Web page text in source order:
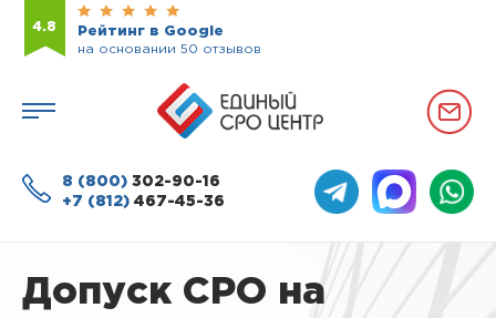
4.8
Рейтинг в Google
на основании 50 отзывов
8 (800) 302-90-16
+7 (812) 467-45-36
Допуск СРО на